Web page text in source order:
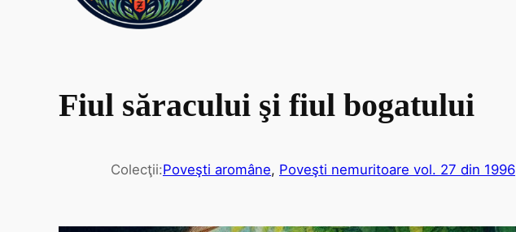
Fiul săracului şi fiul bogatului
Colecţii:Poveşti aromâne, Poveşti nemuritoare vol. 27 din 1996